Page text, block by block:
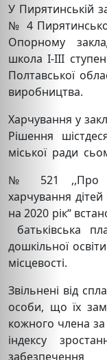
У Пирятинській
№ 4 Пирятинської
Опорному
школа І-ІІІ
Полтавської
виробництва.
Харчування у
Рішення
міської ради
№ 521 ,,Про
харчування
на 2020 рік“
батьківська
дошкільної
місцевості.
Звільнені від
особи, що їх
кожного члена
індексу